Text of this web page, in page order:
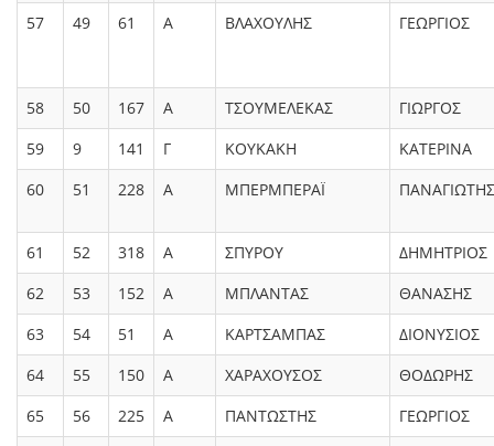
57
49 61 Α ΒΛΑΧΟΥΛΗΣ ΓΕΩΡΓΙΟΣ
58 50 167 Α ΤΣΟΥΜΕΛΕΚΑΣ
ΓΙΩΡΓΟΣ
59
9 141 Γ ΚΟΥΚΑΚΗ
ΚΑΤΕΡΙΝΑ
60
51 228 Α ΜΠΕΡΜΠΕΡΑΪ ΠΑΝΑΓΙΩΤΗΣ
61 52 318 Α ΣΠΥΡΟΥ
ΔΗΜΗΤΡΙΟΣ
62
53 152 Α ΜΠΛΑΝΤΑΣ
ΘΑΝΑΣΗΣ
63
54 51 Α ΚΑΡΤΣΑΜΠΑΣ
ΔΙΟΝΥΣΙΟΣ
64
55 150 Α ΧΑΡΑΧΟΥΣΟΣ
ΘΟΔΩΡΗΣ
65
56 225 Α ΠΑΝΤΩΣΤΗΣ ΓΕΩΡΓΙΟΣ